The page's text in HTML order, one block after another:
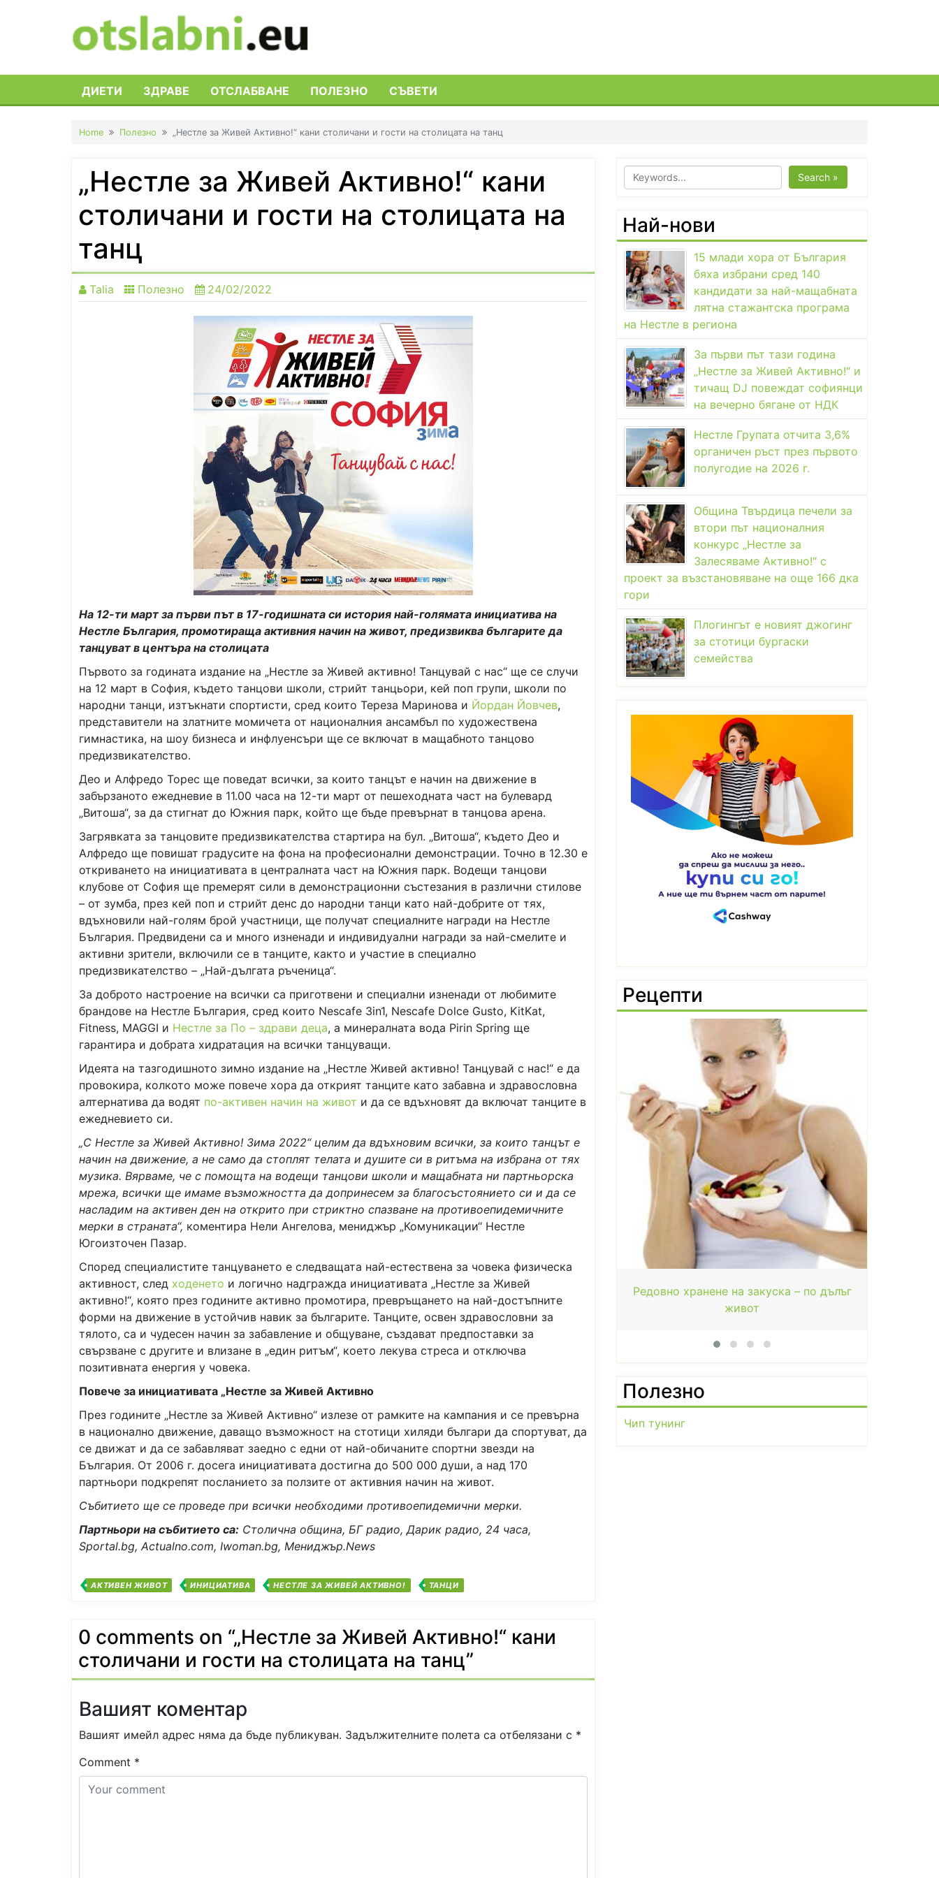
ДИЕТИ ЗДРАВЕ ОТСЛАБВАНЕ ПОЛЕЗНО СЪВЕТИ
Home Полезно „Нестле за Живей Активно!“ кани столичани и гости на столицата на танц
„Нестле за Живей Активно!“ кани
столичани и гости на столицата на
танц
Talia Полезно 24/02/2022
На 12-ти март за първи път в 17-годишната си история най-голямата инициатива на
Нестле България, промотираща активния начин на живот, предизвиква българите да
танцуват в центъра на столицата
Първото за годината издание на „Нестле за Живей активно! Танцувай с нас“ ще се случи
на 12 март в София, където танцови школи, стрийт танцьори, кей поп групи, школи по
народни танци, изтъкнати спортисти, сред които Тереза Маринова и Йордан Йовчев,
представители на златните момичета от националния ансамбъл по художествена
гимнастика, на шоу бизнеса и инфлуенсъри ще се включат в мащабното танцово
предизвикателство.
Део и Алфредо Торес ще поведат всички, за които танцът е начин на движение в
забързаното ежедневие в 11.00 часа на 12-ти март от пешеходната част на булевард
„Витоша“, за да стигнат до Южния парк, който ще бъде превърнат в танцова арена.
Загрявката за танцовите предизвикателства стартира на бул. „Витоша“, където Део и
Алфредо ще повишат градусите на фона на професионални демонстрации. Точно в 12.30 е
откриването на инициативата в централната част на Южния парк. Водещи танцови
клубове от София ще премерят сили в демонстрационни състезания в различни стилове
– от зумба, през кей поп и стрийт денс до народни танци като най-добрите от тях,
вдъхновили най-голям брой участници, ще получат специалните награди на Нестле
България. Предвидени са и много изненади и индивидуални награди за най-смелите и
активни зрители, включили се в танците, както и участие в специално
предизвикателство – „Най-дългата ръченица“.
За доброто настроение на всички са приготвени и специални изненади от любимите
брандове на Нестле България, сред които Nescafe 3in1, Nescafe Dolce Gusto, KitKat,
Fitness, MAGGI и Нестле за По – здрави деца, а минералната вода Pirin Spring ще
гарантира и добрата хидратация на всички танцуващи.
Идеята на тазгодишното зимно издание на „Нестле Живей активно! Танцувай с нас!“ е да
провокира, колкото може повече хора да открият танците като забавна и здравословна
алтернатива да водят по-активен начин на живот и да се вдъхновят да включат танците в
ежедневието си.
„С Нестле за Живей Активно! Зима 2022“ целим да вдъхновим всички, за които танцът е
начин на движение, а не само да стоплят телата и душите си в ритъма на избрана от тях
музика. Вярваме, че с помощта на водещи танцови школи и мащабната ни партньорска
мрежа, всички ще имаме възможността да допринесем за благосъстоянието си и да се
насладим на активен ден на открито при стриктно спазване на противоепидемичните
мерки в страната“, коментира Нели Ангелова, мениджър „Комуникации“ Нестле
Югоизточен Пазар.
Според специалистите танцуването е следващата най-естествена за човека физическа
активност, след ходенето и логично надгражда инициативата „Нестле за Живей
активно!“, която през годините активно промотира, превръщането на най-достъпните
форми на движение в устойчив навик за българите. Танците, освен здравословни за
тялото, са и чудесен начин за забавление и общуване, създават предпоставки за
свързване с другите и влизане в „един ритъм“, което лекува стреса и отключва
позитивната енергия у човека.
Повече за инициативата „Нестле за Живей Активно
През годините „Нестле за Живей Активно“ излезе от рамките на кампания и се превърна
в национално движение, даващо възможност на стотици хиляди българи да спортуват, да
се движат и да се забавляват заедно с едни от най-обичаните спортни звезди на
България. От 2006 г. досега инициативата достигна до 500 000 души, а над 170
партньори подкрепят посланието за ползите от активния начин на живот.
Събитието ще се проведе при всички необходими противоепидемични мерки.
Партньори на събитието са: Столична община, БГ радио, Дарик радио, 24 часа,
Sportal.bg, Actualno.com, Iwoman.bg, Мениджър.News
АКТИВЕН ЖИВОТ ИНИЦИАТИВА НЕСТЛЕ ЗА ЖИВЕЙ АКТИВНО! ТАНЦИ
0 comments on “„Нестле за Живей Активно!“ кани
столичани и гости на столицата на танц”
Вашият коментар
Вашият имейл адрес няма да бъде публикуван. Задължителните полета са отбелязани с *
Comment *
Search »
Най-нови
15 млади хора от България
бяха избрани сред 140
кандидати за най-мащабната
лятна стажантска програма
на Нестле в региона
За първи път тази година
„Нестле за Живей Активно!“ и
тичащ DJ повеждат софиянци
на вечерно бягане от НДК
Нестле Групата отчита 3,6%
органичен ръст през първото
полугодие на 2026 г.
Община Твърдица печели за
втори път националния
конкурс „Нестле за
Залесяваме Активно!“ с
проект за възстановяване на още 166 дка
гори
Плогингът е новият джогинг
за стотици бургаски
семейства
Рецепти
Отслабване с билкови рецепти
Редовно хранене на закуска – по дълъг
живот
Чилито подобрява метаболизма
Полезно
Чип тунинг